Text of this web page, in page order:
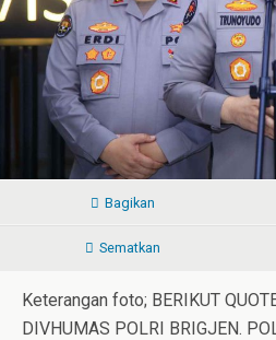
Bagikan
Sematkan
Keterangan foto; BERIKUT
DIVHUMAS POLRI BRIGJEN.